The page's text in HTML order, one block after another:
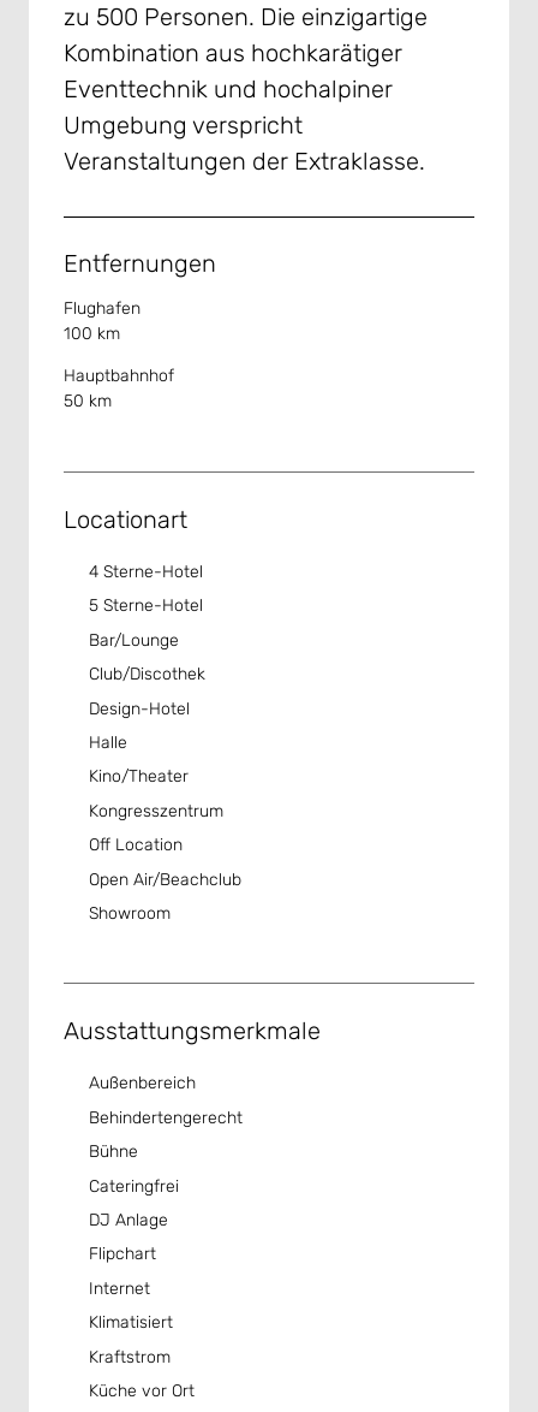
zu 500 Personen. Die einzigartige
Kombination aus hochkarätiger
Eventtechnik und hochalpiner
Umgebung verspricht
Veranstaltungen der Extraklasse.
Entfernungen
Flughafen
100 km
Hauptbahnhof
50 km
Locationart
4 Sterne-Hotel
5 Sterne-Hotel
Bar/Lounge
Club/Discothek
Design-Hotel
Halle
Kino/Theater
Kongresszentrum
Off Location
Open Air/Beachclub
Showroom
Ausstattungsmerkmale
Außenbereich
Behindertengerecht
Bühne
Cateringfrei
DJ Anlage
Flipchart
Internet
Klimatisiert
Kraftstrom
Küche vor Ort